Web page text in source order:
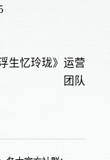
运营
团队